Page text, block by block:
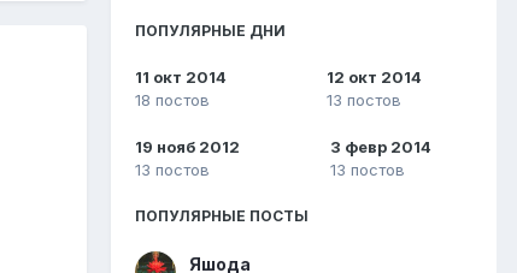
ПОПУЛЯРНЫЕ ДНИ
11 окт 2014
18 постов
12 окт 2014
13 постов
19 нояб 2012
13 постов
3 февр 2014
13 постов
ПОПУЛЯРНЫЕ ПОСТЫ
Яшода